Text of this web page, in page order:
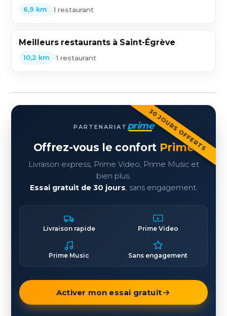
6,9 km •1 restaurant
Meilleurs restaurants à Saint-Égrève
10,2 km •1 restaurant
30 JOURS OFFERTS
PARTENARIAT prime
Offrez-vous le confort Prime
Livraison express, Prime Video, Prime Music et
bien plus.
Essai gratuit de 30 jours, sans engagement.
Livraison rapide Prime Video
Prime Music Sans engagement
Activer mon essai gratuit